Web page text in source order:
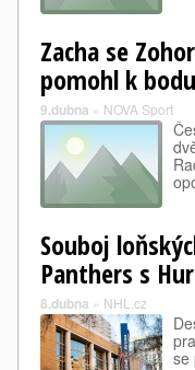
Zacha se
pomohl k bodu
9.dubna » NOVA Sport
Souboj
Panthers s
8.dubna » NHL.cz
se